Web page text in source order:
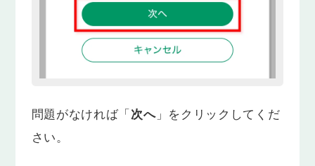
問題がなければ「次へ」をクリックしてくだ
さい。